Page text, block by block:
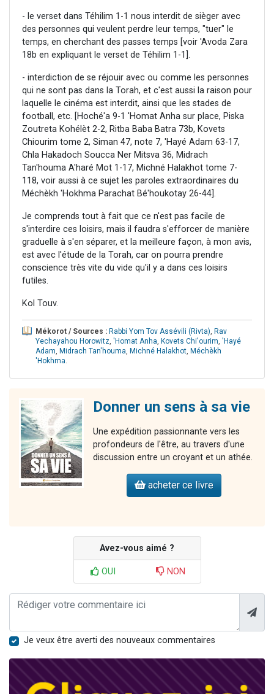
- le verset dans Téhilim 1-1 nous interdit de sièger avec
des personnes qui veulent perdre leur temps, "tuer" le
temps, en cherchant des passes temps [voir 'Avoda Zara
18b en expliquant le verset de Téhilim 1-1].
- interdiction de se réjouir avec ou comme les personnes
qui ne sont pas dans la Torah, et c'est aussi la raison pour
laquelle le cinéma est interdit, ainsi que les stades de
football, etc. [Hoché'a 9-1 'Homat Anha sur place, Piska
Zoutreta Kohélèt 2-2, Ritba Baba Batra 73b, Kovets
Chiourim tome 2, Siman 47, note 7, 'Hayé Adam 63-17,
Chla Hakadoch Soucca Ner Mitsva 36, Midrach
Tan'houma A'haré Mot 1-17, Michné Halakhot tome 7-
118, voir aussi à ce sujet les paroles extraordinaires du
Méchèkh 'Hokhma Parachat Bé'houkotay 26-44].
Je comprends tout à fait que ce n'est pas facile de
s'interdire ces loisirs, mais il faudra s'efforcer de manière
graduelle à s'en séparer, et la meilleure façon, à mon avis,
est avec l'étude de la Torah, car on pourra prendre
conscience très vite du vide qu'il y a dans ces loisirs
futiles.
Kol Touv.
Mékorot / Sources : Rabbi Yom Tov Assévili (Rivta), Rav
Yechayahou Horowitz, 'Homat Anha, Kovets Chi'ourim, 'Hayé
Adam, Midrach Tan'houma, Michné Halakhot, Méchèkh
'Hokhma.
Donner un sens à sa vie
Une expédition passionnante vers les
profondeurs de l'être, au travers d'une
discussion entre un croyant et un athée.
acheter ce livre
Avez-vous aimé ?
OUI NON
Je veux être averti des nouveaux commentaires